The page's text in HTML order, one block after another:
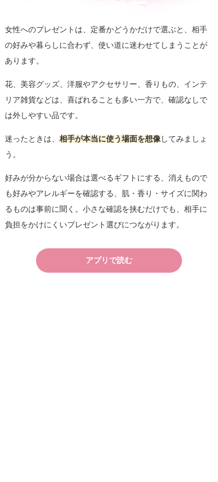
女性へのプレゼントは、定番かどうかだけで選ぶと、相手
の好みや暮らしに合わず、使い道に迷わせてしまうことが
あります。
花、美容グッズ、洋服やアクセサリー、香りもの、インテ
リア雑貨などは、喜ばれることも多い一方で、確認なしで
は外しやすい品です。
迷ったときは、 相手が本当に使う場面を想像 してみましょ
う。
好みが分からない場合は選べるギフトにする、消えもので
も好みやアレルギーを確認する、肌・香り・サイズに関わ
るものは事前に聞く。小さな確認を挟むだけでも、相手に
負担をかけにくいプレゼント選びにつながります。
アプリで読む